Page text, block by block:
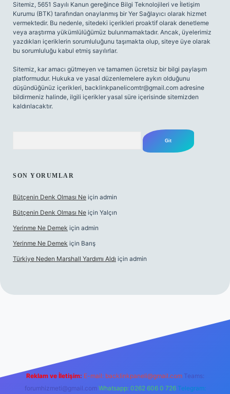
Sitemiz, 5651 Sayılı Kanun gereğince Bilgi Teknolojileri ve İletişim
Kurumu (BTK) tarafından onaylanmış bir Yer Sağlayıcı olarak hizmet
vermektedir. Bu nedenle, sitedeki içerikleri proaktif olarak denetleme
veya araştırma yükümlülüğümüz bulunmamaktadır. Ancak, üyelerimiz
yazdıkları içeriklerin sorumluluğunu taşımakta olup, siteye üye olarak
bu sorumluluğu kabul etmiş sayılırlar.
Sitemiz, kar amacı gütmeyen ve tamamen ücretsiz bir bilgi paylaşım
platformudur. Hukuka ve yasal düzenlemelere aykırı olduğunu
düşündüğünüz içerikleri, backlinkpanelicomtr@gmail.com adresine
bildirmeniz halinde, ilgili içerikler yasal süre içerisinde sitemizden
kaldırılacaktır.
SON YORUMLAR
Bütçenin Denk Olması Ne için admin
Bütçenin Denk Olması Ne için Yalçın
Yerinme Ne Demek için admin
Yerinme Ne Demek için Barış
Türkiye Neden Marshall Yardımı Aldı için admin
Reklam ve İletişim: E-mail: backlinkpaneli@gmail.com Teams:
forumhizmeti@gmail.com Whatsapp: 0262 606 0 726 Telegram: